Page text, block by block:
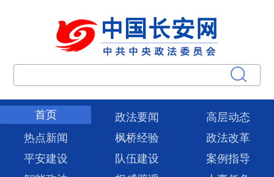
首页 政法要闻
高层动态
热点新闻
枫桥经验
政法改革
平安建设
队伍建设
案例指导